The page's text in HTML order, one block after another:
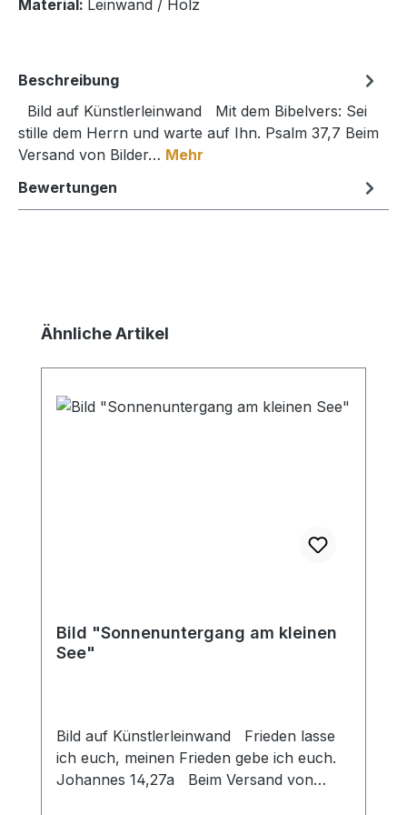
Material: Leinwand / Holz
Beschreibung
Bild auf Künstlerleinwand Mit dem Bibelvers: Sei
stille dem Herrn und warte auf Ihn. Psalm 37,7 Beim
Versand von Bilder… Mehr
Bewertungen
Produktgalerie überspringen
Ähnliche Artikel
Bild "Sonnenuntergang am kleinen
See"
Bild auf Künstlerleinwand Frieden lasse
ich euch, meinen Frieden gebe ich euch.
Johannes 14,27a Beim Versand von